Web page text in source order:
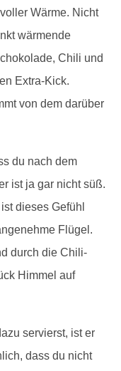
Wärme. Nicht
wärmende
Chili und
Extra-Kick.
von dem darüber
du nach dem
ist ja gar nicht süß.
dieses Gefühl
Flügel.
durch die Chili-
Himmel auf
servierst, ist er
dass du nicht